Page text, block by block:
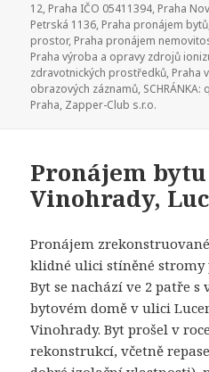
12, Praha IČO 05411394, Praha
Petrská 1136, Praha pronájem bytů
prostor, Praha pronájem
Praha výroba a opravy zdrojů
zdravotnických prostředků, Praha
obrazových záznamů, SCHRÁNKA:
Praha, Zapper-Club s.r.o.
Pronájem bytu
Vinohrady,
Pronájem
klidné ulici stíněné stromy
Byt se nachází ve 2 patře
bytovém domě v ulici
Vinohrady. Byt prošel v
rekonstrukcí, včetně